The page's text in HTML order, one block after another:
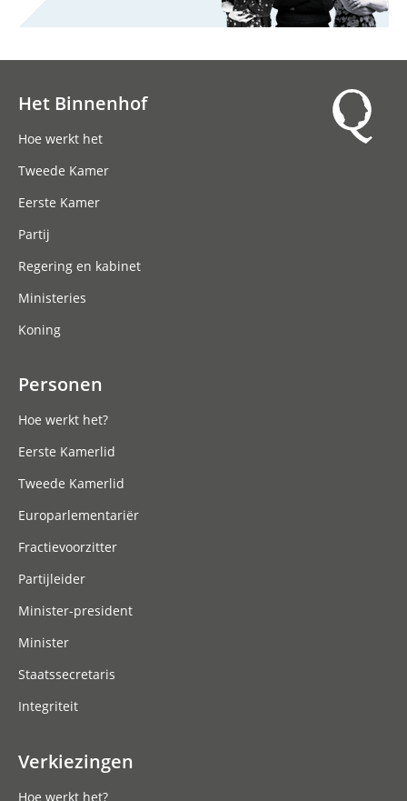
Het Binnenhof
Hoe werkt het
Tweede Kamer
Eerste Kamer
Partij
Regering en kabinet
Ministeries
Koning
Personen
Hoe werkt het?
Eerste Kamerlid
Tweede Kamerlid
Europarlementariër
Fractievoorzitter
Partijleider
Minister-president
Minister
Staatssecretaris
Integriteit
Verkiezingen
Hoe werkt het?